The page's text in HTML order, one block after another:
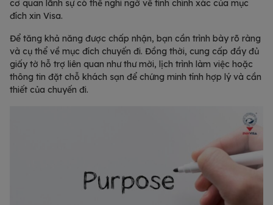
cơ quan lãnh sự có thể nghi ngờ về tính chính xác của mục
đích xin Visa.
Để tăng khả năng được chấp nhận, bạn cần trình bày rõ ràng
và cụ thể về mục đích chuyến đi. Đồng thời, cung cấp đầy đủ
giấy tờ hỗ trợ liên quan như thư mời, lịch trình làm việc hoặc
thông tin đặt chỗ khách sạn để chứng minh tính hợp lý và cần
thiết của chuyến đi.